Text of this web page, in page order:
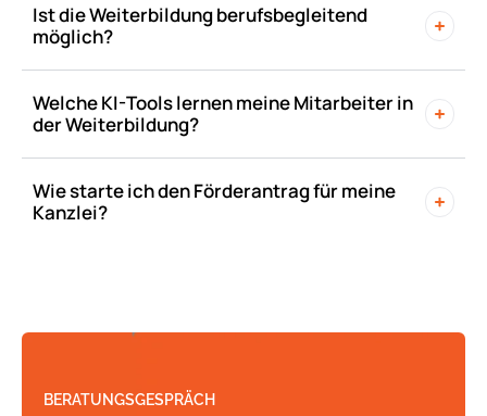
Ist die Weiterbildung berufsbegleitend
möglich?
Welche KI-Tools lernen meine Mitarbeiter in
der Weiterbildung?
Wie starte ich den Förderantrag für meine
Kanzlei?
BERATUNGSGESPRÄCH